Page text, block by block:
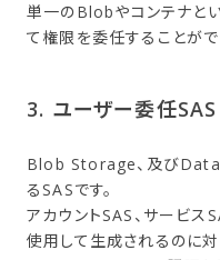
単一のBlobやコンテナと
て権限を委任することがで
3. ユーザー委任SAS
Blob Storage、及び
るSASです。
アカウントSAS、サービス
使用して生成されるのに